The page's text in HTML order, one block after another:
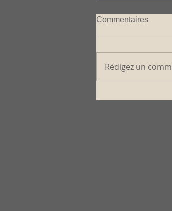
Commentaires
Rédigez un